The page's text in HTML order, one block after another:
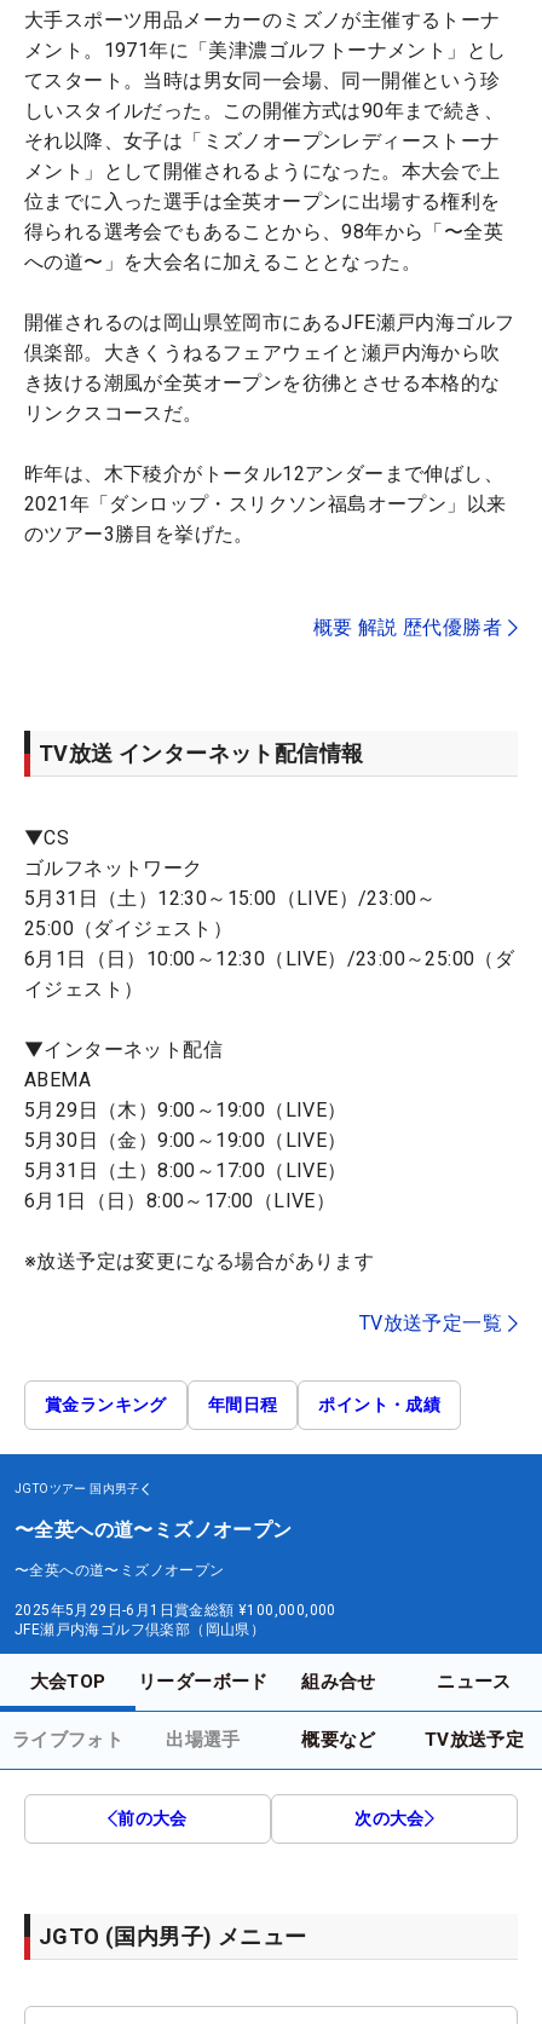
大手スポーツ用品メーカーのミズノが主催するトーナ
メント。1971年に「美津濃ゴルフトーナメント」とし
てスタート。当時は男女同一会場、同一開催という珍
しいスタイルだった。この開催方式は90年まで続き、
それ以降、女子は「ミズノオープンレディーストーナ
メント」として開催されるようになった。本大会で上
位までに入った選手は全英オープンに出場する権利を
得られる選考会でもあることから、98年から「〜全英
への道〜」を大会名に加えることとなった。
開催されるのは岡山県笠岡市にあるJFE瀬戸内海ゴルフ
倶楽部。大きくうねるフェアウェイと瀬戸内海から吹
き抜ける潮風が全英オープンを彷彿とさせる本格的な
リンクスコースだ。
昨年は、木下稜介がトータル12アンダーまで伸ばし、
2021年「ダンロップ・スリクソン福島オープン」以来
のツアー3勝目を挙げた。
概要 解説 歴代優勝者
TV放送 インターネット配信情報
▼CS
ゴルフネットワーク
5月31日（土）12:30～15:00（LIVE）/23:00～
25:00（ダイジェスト）
6月1日（日）10:00～12:30（LIVE）/23:00～25:00（ダ
イジェスト）
▼インターネット配信
ABEMA
5月29日（木）9:00～19:00（LIVE）
5月30日（金）9:00～19:00（LIVE）
5月31日（土）8:00～17:00（LIVE）
6月1日（日）8:00～17:00（LIVE）
※放送予定は変更になる場合があります
TV放送予定一覧
賞金ランキング 年間日程 ポイント・成績
JGTOツアー 国内男子
〜全英への道〜ミズノオープン
〜全英への道〜ミズノオープン
2025年5月29日-6月1日賞金総額 ¥100,000,000
JFE瀬戸内海ゴルフ倶楽部（岡山県）
大会TOP リーダーボード 組み合せ ニュース
ライブフォト 出場選手 概要など TV放送予定
前の大会 次の大会
JGTO (国内男子) メニュー